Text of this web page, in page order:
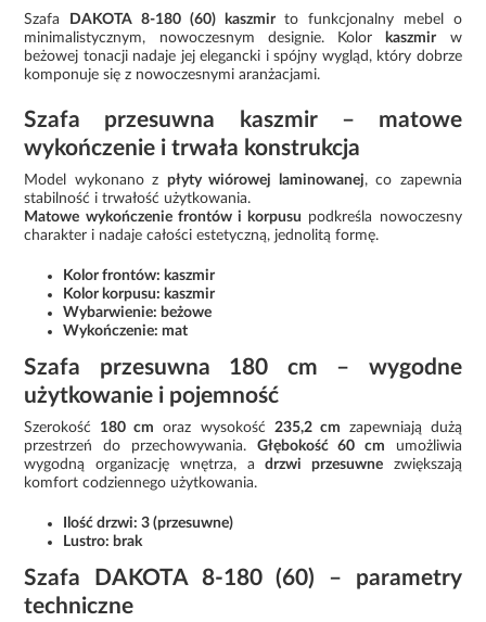
Szafa DAKOTA 8-180 (60) kaszmirto funkcjonalny mebel o
minimalistycznym, nowoczesnym designie. Kolor
kaszmirw
beżowej tonacji nadaje jej elegancki i spójny wygląd, który dobrze
komponuje się z nowoczesnymi aranżacjami.
Szafa przesuwna kaszmir – matowe
wykończenie i trwała konstrukcja
Model wykonano z płyty wiórowej laminowanej, co zapewnia
stabilność i trwałość użytkowania.
Matowe wykończenie frontów i korpusu podkreśla nowoczesny
charakter i nadaje całości estetyczną, jednolitą formę.
Kolor frontów: kaszmir
Kolor korpusu: kaszmir
Wybarwienie: beżowe
Wykończenie: mat
Szafa przesuwna 180 cm – wygodne
użytkowanie i pojemność
Szerokość 180 cm oraz wysokość 235,2 cm zapewniają dużą
przestrzeń do przechowywania. Głębokość 60 cm umożliwia
wygodną organizację wnętrza, adrzwi przesuwnezwiększają
komfort codziennego użytkowania.
Ilość drzwi: 3 (przesuwne)
Lustro: brak
Szafa DAKOTA 8-180 (60) – parametry
techniczne